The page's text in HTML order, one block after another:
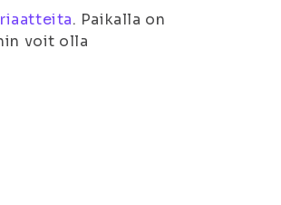
. Paikalla on
voit olla